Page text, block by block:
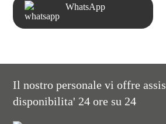
WhatsApp
Il nostro personale vi offre
disponibilita' 24 ore su 24